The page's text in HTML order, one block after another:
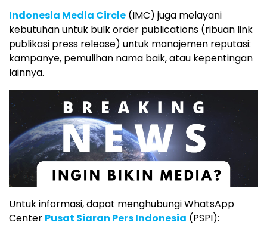
Indonesia Media Circle (IMC) juga melayani
kebutuhan untuk bulk order publications (ribuan link
publikasi press release) untuk manajemen reputasi:
kampanye, pemulihan nama baik, atau kepentingan
lainnya.
Untuk informasi, dapat menghubungi WhatsApp
Center Pusat Siaran Pers Indonesia (PSPI):